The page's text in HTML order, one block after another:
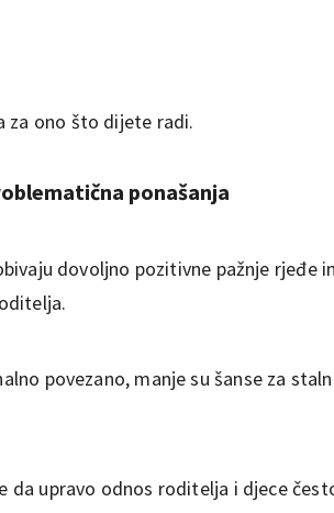
za ono što dijete radi.
ponašanja
dovoljno pozitivne pažnje rjeđe
povezano, manje su šanse za
da upravo odnos roditelja i djece